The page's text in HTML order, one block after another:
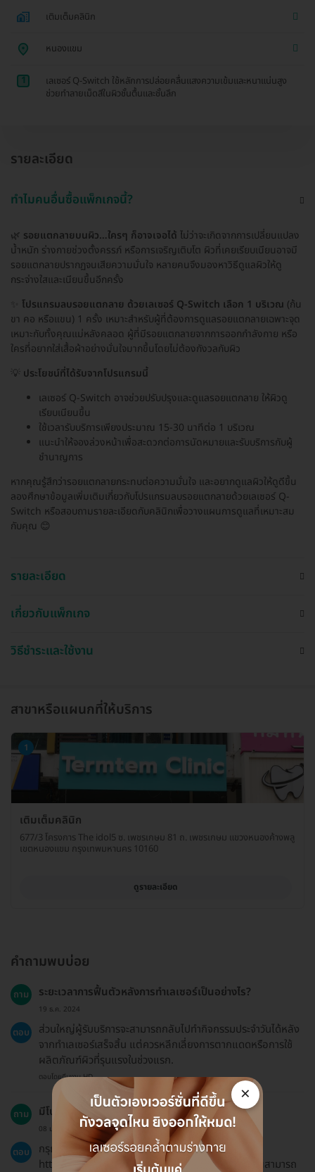
เติมเต็มคลินิก
หนองแขม
1
เลเซอร์ Q-Switch ใช้หลักการปล่อยคลื่นแสงความเข้มและหนาแน่นสูง
ช่วยทำลายเม็ดสีในผิวชั้นตื้นและชั้นลึก
รายละเอียด
ทำไมคนอื่นซื้อแพ็กเกจนี้?
🌿 รอยแตกลายบนผิว…ใครๆ ก็อาจเจอได้ ไม่ว่าจะเกิดจากการเปลี่ยนแปลง
น้ำหนัก ร่างกายช่วงตั้งครรภ์ หรือการเจริญเติบโต ผิวที่เคยเรียบเนียนอาจมี
รอยแตกลายปรากฏจนเสียความมั่นใจ หลายคนจึงมองหาวิธีดูแลผิวให้ดู
กระจ่างใสและเนียนขึ้นอีกครั้ง
โปรแกรมลบรอยแตกลาย ด้วยเลเซอร์ Q-Switch เลือก 1 บริเวณ (ก้น
ขา คอ หรือแขน) 1 ครั้ง เหมาะสำหรับผู้ที่ต้องการดูแลรอยแตกลายเฉพาะจุด
เหมาะกับทั้งคุณแม่หลังคลอด ผู้ที่มีรอยแตกลายจากการออกกำลังกาย หรือ
ใครที่อยากใส่เสื้อผ้าอย่างมั่นใจมากขึ้นโดยไม่ต้องกังวลกับผิว
💡 ประโยชน์ที่ได้รับจากโปรแกรมนี้
เลเซอร์ Q-Switch อาจช่วยปรับปรุงและดูแลรอยแตกลาย ให้ผิวดู
เรียบเนียนขึ้น
ใช้เวลารับบริการเพียงประมาณ 15-30 นาทีต่อ 1 บริเวณ
แนะนำให้จองล่วงหน้าเพื่อสะดวกต่อการนัดหมายและรับบริการกับผู้
ชำนาญการ
หากคุณรู้สึกว่ารอยแตกลายกระทบต่อความมั่นใจ และอยากดูแลผิวให้ดูดีขึ้น
ลองศึกษาข้อมูลเพิ่มเติมเกี่ยวกับโปรแกรมลบรอยแตกลายด้วยเลเซอร์ Q-
Switch หรือสอบถามรายละเอียดกับคลินิกเพื่อวางแผนการดูแลที่เหมาะสม
กับคุณ 😊
รายละเอียด
เกี่ยวกับแพ็กเกจ
วิธีชำระและใช้งาน
สาขาหรือแผนกที่ให้บริการ
1
เติมเต็มคลินิก
677/3 โครงการ The idol5 ซ. เพชรเกษม 81 ถ. เพชรเกษม แขวงหนองค้างพลู
เขตหนองแขม กรุงเทพมหานคร 10160
ดูรายละเอียด
คำถามพบบ่อย
ถาม ระยะเวลาการฟื้นตัวหลังการทำเลเซอร์เป็นอย่างไร?
19 ธ.ค. 2024
ตอบ
ส่วนใหญ่ผู้รับบริการจะสามารถกลับไปทำกิจกรรมประจำวันได้หลัง
จากทำเลเซอร์เสร็จสิ้น แต่ควรหลีกเลี่ยงการตากแดดหรือการใช้
ผลิตภัณฑ์ผิวที่รุนแรงในช่วงแรก.
ตอบโดยทีมงาน HD
ถาม มีโปรโมชั่นหรือรหัสส่วนลดหรือไม่?
08 ม.ค. 2023
ตอบ
กรุณาตรวจสอบหน้าโปรโมชั่นพิเศษที่
https://hdmall.co.th/c/reward เพื่อดูว่ามีอะไรที่คุณสามารถ
×